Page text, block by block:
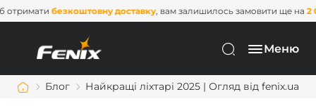
доставку, вам залишилось замовити ще на2 000 грн . Не
Меню
Блог Найкращі ліхтарі 2025 | Огляд від fenix.ua